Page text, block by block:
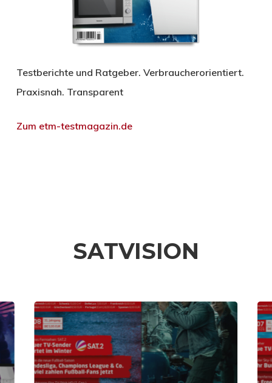
Testberichte und Ratgeber. Verbraucherorientiert.
Praxisnah. Transparent
Zum etm-testmagazin.de
SATVISION